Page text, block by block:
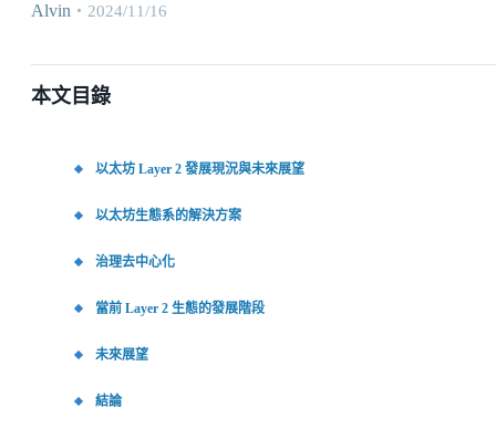
Alvin ・ 2024/11/16
本文目錄
以太坊 Layer 2 發展現況與未來展望
以太坊生態系的解決方案
治理去中心化
當前 Layer 2 生態的發展階段
未來展望
結論